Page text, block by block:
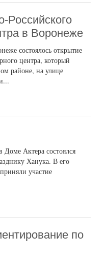
Российского
в Воронеже
состоялось открытие
центра, который
районе, на улице
Доме Актера состоялся
Ханука. В его
участие
по